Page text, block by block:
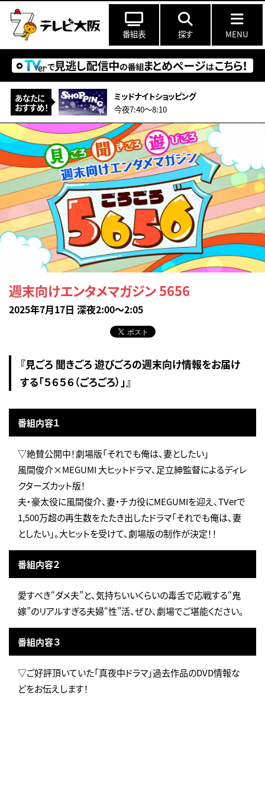
番組表 探す MENU
あなたに
おすすめ！
ミッドナイトショッピング
今夜7:40〜8:10
週末向けエンタメマガジン 5656
2025年7月17日 深夜2:00～2:05
『見ごろ 聞きごろ 遊びごろの週末向け情報をお届け
する「５６５６（ごろごろ）」』
番組内容１
▽絶賛公開中！劇場版「それでも俺は、妻としたい」
風間俊介×MEGUMI 大ヒットドラマ、足立紳監督によるディレ
クターズカット版！
夫・豪太役に風間俊介、妻・チカ役にMEGUMIを迎え、TVerで
1,500万超の再生数をたたき出したドラマ「それでも俺は、妻
としたい」。大ヒットを受けて、劇場版の制作が決定！！
番組内容２
愛すべき“ダメ夫”と、気持ちいいくらいの毒舌で応戦する“鬼
嫁”のリアルすぎる夫婦“性”活、ぜひ、劇場でご堪能ください。
番組内容３
▽ご好評頂いていた「真夜中ドラマ」過去作品のDVD情報な
どをお伝えします！